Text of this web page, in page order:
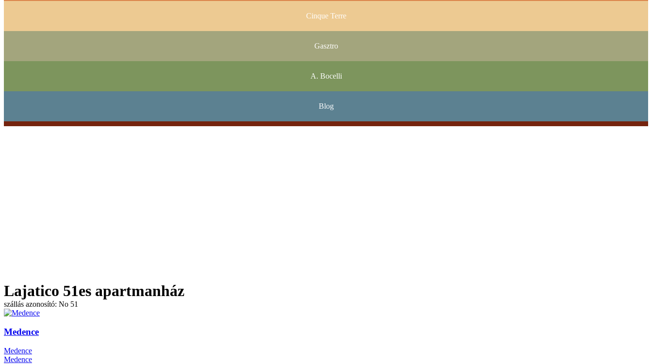
Cinque Terre
Gasztro
A. Bocelli
Blog
Lajatico 51es apartmanház
szállás azonosító: No 51
Medence
Medence
Medence